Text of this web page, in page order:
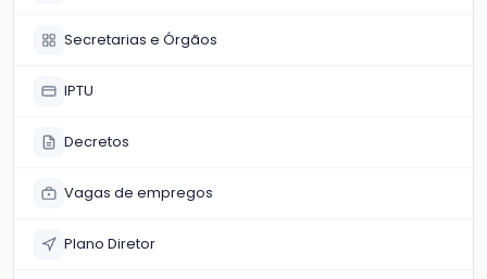
Secretarias e Órgãos
IPTU
Decretos
Vagas de empregos
Plano Diretor